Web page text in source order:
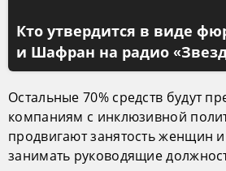
Кто утвердится в виде
и Шафран на радио
Остальные 70% средств будут
компаниям с инклюзивной
продвигают занятость женщин
занимать руководящие